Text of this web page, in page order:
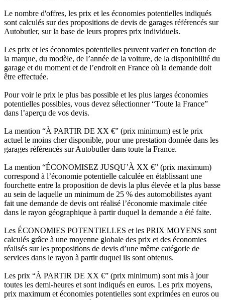
Le nombre d'offres, les prix et les économies potentielles indiqués
sont calculés sur des propositions de devis de garages référencés sur
Autobutler, sur la base de leurs propres prix individuels.
Les prix et les économies potentielles peuvent varier en fonction de
la marque, du modèle, de l’année de la voiture, de la disponibilité du
garage et du moment et de l’endroit en France où la demande doit
être effectuée.
Pour voir le prix le plus bas possible et les plus larges économies
potentielles possibles, vous devez sélectionner “Toute la France”
dans l’aperçu de vos devis.
La mention “À PARTIR DE XX €” (prix minimum) est le prix
actuel le moins cher disponible, pour une prestation donnée dans les
garages référencés sur Autobutler dans toute la France.
La mention “ÉCONOMISEZ JUSQU’À XX €” (prix maximum)
correspond à l’économie potentielle calculée en établissant une
fourchette entre la proposition de devis la plus élevée et la plus basse
au sein de laquelle un minimum de 25 % des automobilistes ayant
fait une demande de devis ont réalisé l’économie maximale citée
dans le rayon géographique à partir duquel la demande a été faite.
Les ÉCONOMIES POTENTIELLES et les PRIX MOYENS sont
calculés grâce à une moyenne globale des prix et des économies
réalisés sur les propositions de devis d’une même catégorie de
services dans le rayon à partir duquel ils sont obtenus.
Les prix “À PARTIR DE XX €” (prix minimum) sont mis à jour
toutes les demi-heures et sont indiqués en euros. Les prix moyens,
prix maximum et économies potentielles sont exprimées en euros ou